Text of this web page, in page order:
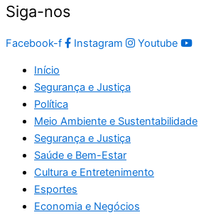
Siga-nos
Facebook-f Instagram Youtube
Início
Segurança e Justiça
Política
Meio Ambiente e Sustentabilidade
Segurança e Justiça
Saúde e Bem-Estar
Cultura e Entretenimento
Esportes
Economia e Negócios